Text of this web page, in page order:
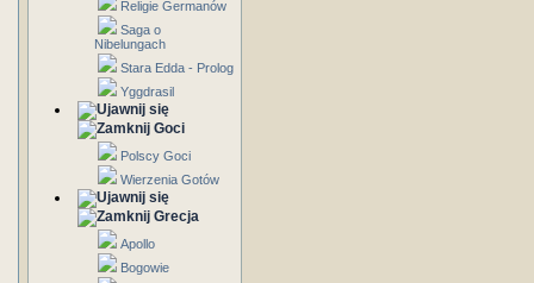
Religie Germanów
Saga o
Nibelungach
Stara Edda - Prolog
Yggdrasil
Goci
Polscy Goci
Wierzenia Gotów
Grecja
Apollo
Bogowie